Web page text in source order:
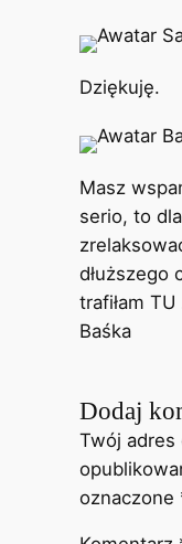
Dziękuję.
Masz
serio, to
dłuższego
trafiłam
Baśka
Dodaj
Twój adres
oznaczone